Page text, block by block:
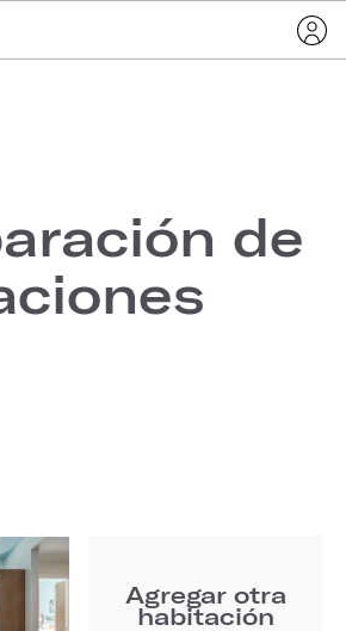
de
Agregar otra
habitación